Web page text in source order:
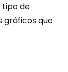
tipo de
gráficos que